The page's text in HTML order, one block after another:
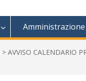
> AVVISO CALENDARIO